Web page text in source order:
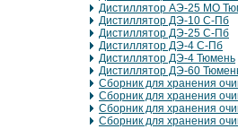
Дистиллятор АЭ-25 МО
Дистиллятор ДЭ-10 С-Пб
Дистиллятор ДЭ-25 С-Пб
Дистиллятор ДЭ-4 С-Пб
Дистиллятор ДЭ-4 Тюмень
Дистиллятор ДЭ-60
Сборник для хранения
Сборник для хранения
Сборник для хранения
Сборник для хранения